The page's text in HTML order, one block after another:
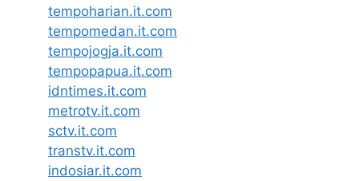
tempoharian.it.com
tempomedan.it.com
tempojogja.it.com
tempopapua.it.com
idntimes.it.com
metrotv.it.com
sctv.it.com
transtv.it.com
indosiar.it.com